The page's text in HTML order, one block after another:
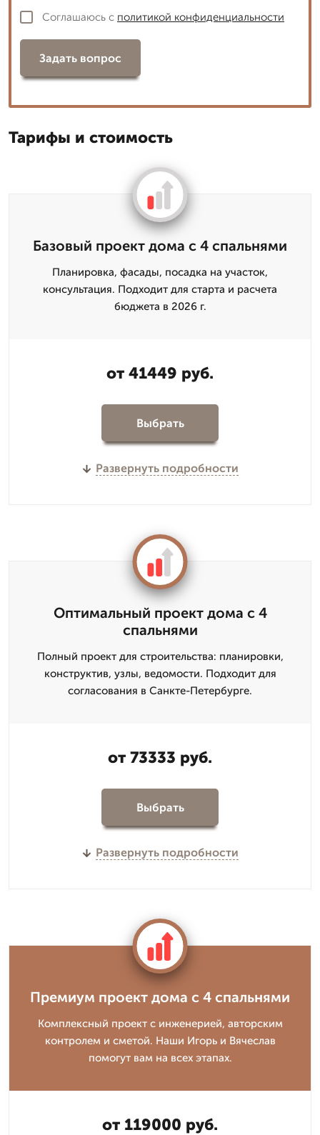
Соглашаюсь с политикой конфиденциальности
Задать вопрос
Тарифы и стоимость
Базовый проект дома с 4 спальнями
Планировка, фасады, посадка на участок,
консультация. Подходит для старта и расчета
бюджета в 2026 г.
от 41449 руб.
Выбрать
Развернуть подробности
Оптимальный проект дома с 4
спальнями
Полный проект для строительства: планировки,
конструктив, узлы, ведомости. Подходит для
согласования в Санкте-Петербурге.
от 73333 руб.
Выбрать
Развернуть подробности
Премиум проект дома с 4 спальнями
Комплексный проект с инженерией, авторским
контролем и сметой. Наши Игорь и Вячеслав
помогут вам на всех этапах.
от 119000 руб.